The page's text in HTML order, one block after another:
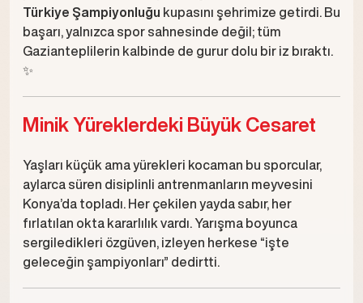
Türkiye Şampiyonluğu kupasını şehrimize getirdi. Bu
başarı, yalnızca spor sahnesinde değil; tüm
Gazianteplilerin kalbinde de gurur dolu bir iz bıraktı.
✨
Minik Yüreklerdeki Büyük Cesaret
Yaşları küçük ama yürekleri kocaman bu sporcular,
aylarca süren disiplinli antrenmanların meyvesini
Konya’da topladı. Her çekilen yayda sabır, her
fırlatılan okta kararlılık vardı. Yarışma boyunca
sergiledikleri özgüven, izleyen herkese “işte
geleceğin şampiyonları” dedirtti.